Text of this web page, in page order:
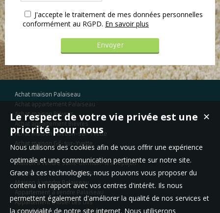
J'accepte le traitement de mes données personnelles
conformément au RGPD. En savoir plus
Achat maison Palaiseau
Achat appartement Palaiseau
Achat maison Bièvres
Achat appartement Bièvres
Achat maison Villebon-sur-Yvette
Achat maison Gif-sur-Yvette
Maison à vendre Saint-Germain-lès-Arpajon
Appartement à louer Palaiseau
Maison à vendre Palaiseau
Appartement à vendre Palaiseau
Appartement à louer Les Ulis
✕
Le respect de votre vie privée est une
priorité pour nous
Nous utilisons des cookies afin de vous offrir une expérience
optimale et une communication pertinente sur notre site.
Grace à ces technologies, nous pouvons vous proposer du
contenu en rapport avec vos centres d'intérêt. Ils nous
permettent également d'améliorer la qualité de nos services et
la convivialité de notre site internet. Nous utiliserons